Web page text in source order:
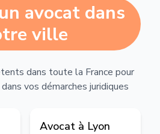
avocat dans
ville
dans toute la France pour
vos démarches juridiques
Avocat à Lyon